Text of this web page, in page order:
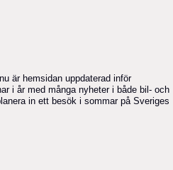
är hemsidan uppdaterad inför
i år med många nyheter i både bil- och
in ett besök i sommar på Sveriges